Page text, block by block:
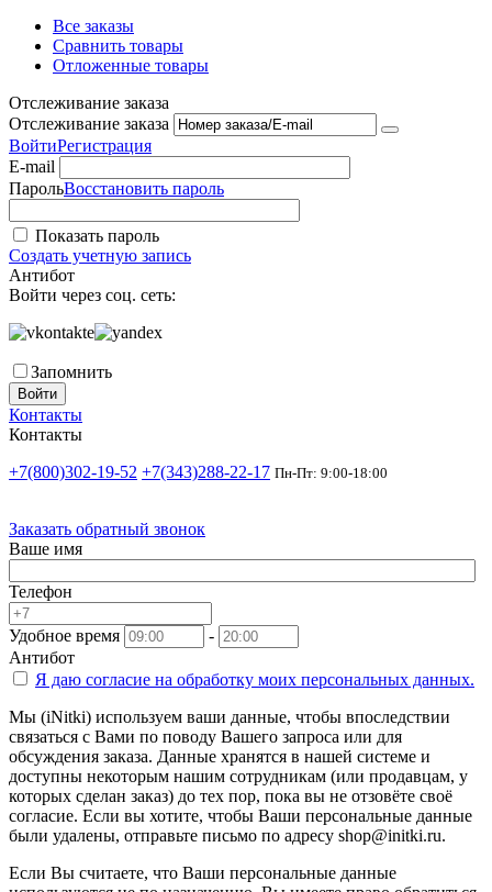
Все заказы
Сравнить товары
Отложенные товары
Отслеживание заказа
Отслеживание заказа
ВойтиРегистрация
E-mail
ПарольВосстановить пароль
Показать пароль
Создать учетную запись
Антибот
Войти через соц. сеть:
Запомнить
Войти
Контакты
Контакты
+7(800)302-19-52 +7(343)288-22-17 Пн-Пт: 9:00-18:00
Заказать обратный звонок
Ваше имя
Телефон
Удобное время
-
Антибот
Я даю согласие на обработку моих персональных данных.
Мы (iNitki) используем ваши данные, чтобы впоследствии
связаться с Вами по поводу Вашего запроса или для
обсуждения заказа. Данные хранятся в нашей системе и
доступны некоторым нашим сотрудникам (или продавцам, у
которых сделан заказ) до тех пор, пока вы не отзовёте своё
согласие. Если вы хотите, чтобы Ваши персональные данные
были удалены, отправьте письмо по адресу shop@initki.ru.
Если Вы считаете, что Ваши персональные данные